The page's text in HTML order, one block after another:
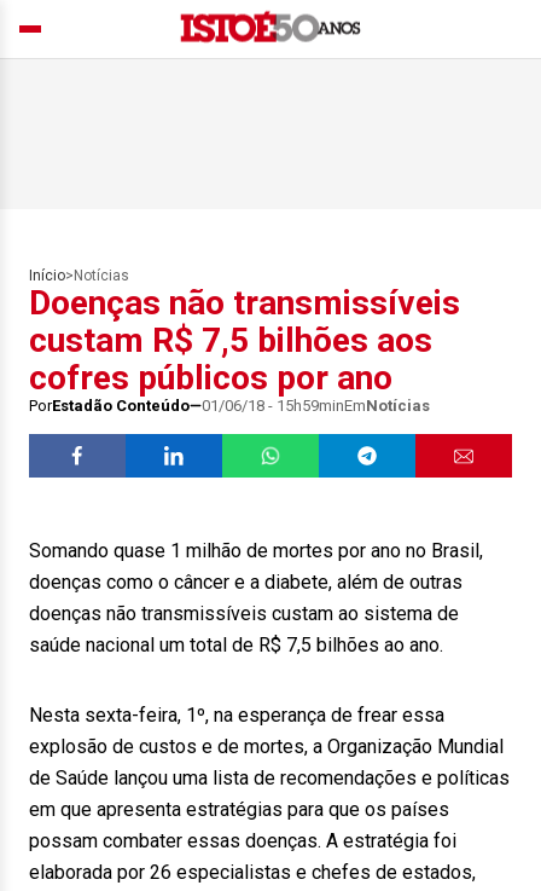
Início> Notícias
Doenças não transmissíveis
custam R$ 7,5 bilhões aos
cofres públicos por ano
PorEstadão Conteúdo 01/06/18 - 15h59minEmNotícias
Somando quase 1 milhão de mortes por ano no Brasil,
doenças como o câncer e a diabete, além de outras
doenças não transmissíveis custam ao sistema de
saúde nacional um total de R$ 7,5 bilhões ao ano.
Nesta sexta-feira, 1º, na esperança de frear essa
explosão de custos e de mortes, a Organização Mundial
de Saúde lançou uma lista de recomendações e políticas
em que apresenta estratégias para que os países
possam combater essas doenças. A estratégia foi
elaborada por 26 especialistas e chefes de estados,